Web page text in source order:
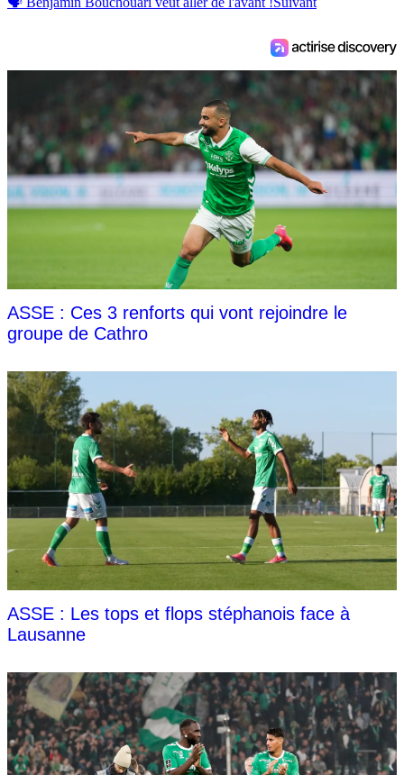
ASSE : Ces 3 renforts qui vont rejoindre le
groupe de Cathro
ASSE : Les tops et flops stéphanois face à
Lausanne